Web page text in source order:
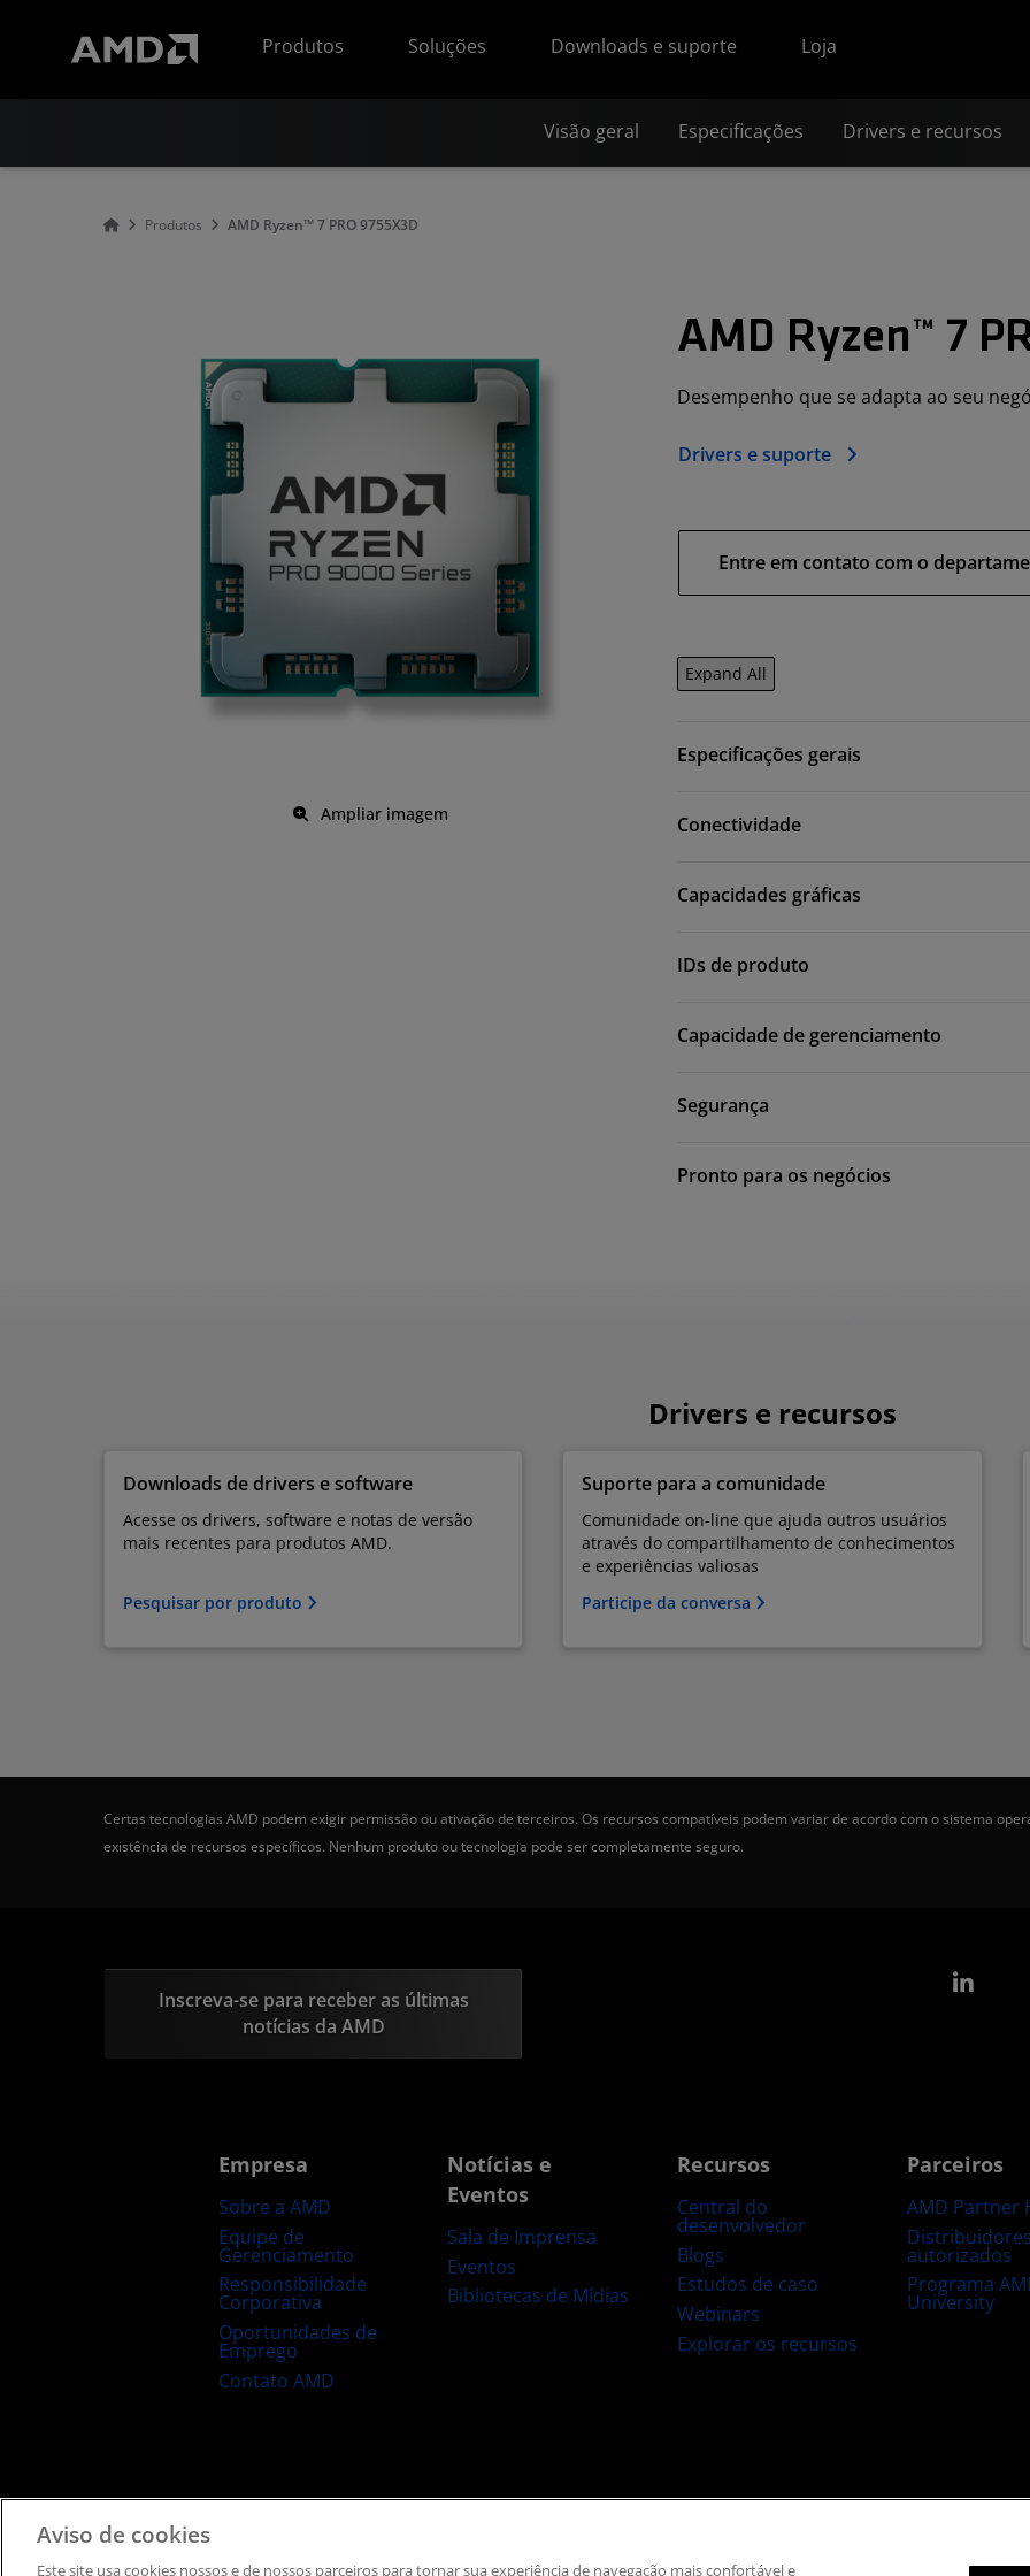
Produtos
Soluções Downloads e suporte Loja
Visão geral Especificações Drivers e recursos
Produtos AMD Ryzen™ 7 PRO 9755X3D
Ampliar imagem
AMD Ryzen™ 7
Desempenho que se adapta ao seu
Drivers e suporte
Entre em contato com o
Expand All
Especificações gerais
Conectividade
Capacidades gráficas
IDs de produto
Capacidade de gerenciamento
Segurança
Pronto para os negócios
Drivers e recursos
Downloads de drivers e software
Acesse os drivers, software e notas de versão
mais recentes para produtos AMD.
Pesquisar por produto
Suporte para a comunidade
Comunidade on-line que ajuda outros usuários
através do compartilhamento de conhecimentos
e experiências valiosas
Participe da conversa
Certas tecnologias AMD podem exigir permissão ou ativação de terceiros. Os recursos compatíveis podem variar de acordo com o sistema
existência de recursos específicos. Nenhum produto ou tecnologia pode ser completamente seguro.
Inscreva-se para receber as últimas
notícias da AMD
Empresa
Sobre a AMD
Equipe de
Gerenciamento
Responsibilidade
Corporativa
Oportunidades de
Emprego
Contato AMD
Notícias e
Eventos
Sala de Imprensa
Eventos
Bibliotecas de Mídias
Recursos
Central do
desenvolvedor
Blogs
Estudos de caso
Webinars
Explorar os recursos
Parceiros
AMD Partner
Distribuidores
autorizados
Programa
University
Termos e Condições
Aviso de cookies
Este site usa cookies nossos e de nossos parceiros ​para tornar sua experiência de navegação mais confortável e